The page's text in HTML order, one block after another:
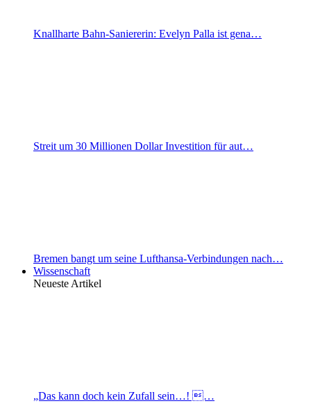
Knallharte Bahn-Saniererin: Evelyn Palla ist gena…
Streit um 30 Millionen Dollar Investition für aut…
Bremen bangt um seine Lufthansa-Verbindungen nach…
Wissenschaft
Neueste Artikel
„Das kann doch kein Zufall sein…! …